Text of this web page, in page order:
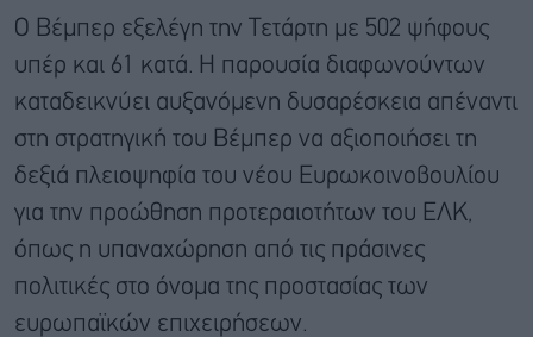
Ο Βέμπερ εξελέγη την Τετάρτη με 502 ψήφους
υπέρ και 61 κατά. Η παρουσία διαφωνούντων
καταδεικνύει αυξανόμενη δυσαρέσκεια απέναντι
στη στρατηγική του Βέμπερ να αξιοποιήσει τη
δεξιά πλειοψηφία του νέου Ευρωκοινοβουλίου
για την προώθηση προτεραιοτήτων του ΕΛΚ,
όπως η υπαναχώρηση από τις πράσινες
πολιτικές στο όνομα της προστασίας των
ευρωπαϊκών επιχειρήσεων.